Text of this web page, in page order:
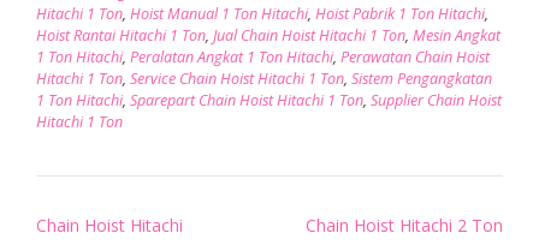
Hitachi 1 Ton, Hoist Manual 1 Ton Hitachi, Hoist Pabrik 1 Ton Hitachi,
Hoist Rantai Hitachi 1 Ton, Jual Chain Hoist Hitachi 1 Ton, Mesin Angkat
1 Ton Hitachi, Peralatan Angkat 1 Ton Hitachi, Perawatan Chain Hoist
Hitachi 1 Ton, Service Chain Hoist Hitachi 1 Ton, Sistem Pengangkatan
1 Ton Hitachi, Sparepart Chain Hoist Hitachi 1 Ton, Supplier Chain Hoist
Hitachi 1 Ton
Post
Chain Hoist Hitachi Chain Hoist Hitachi 2 Ton